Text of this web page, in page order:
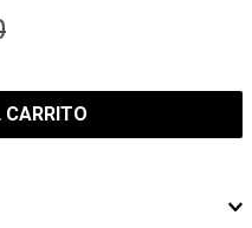
CARRITO